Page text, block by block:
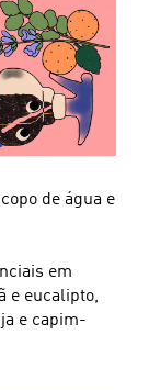
de água e
em
e eucalipto,
e capim-